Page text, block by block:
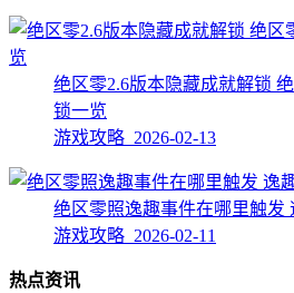
绝区零2.6版本隐藏成就解锁
锁一览
游戏攻略 2026-02-13
绝区零照逸趣事件在哪里触发
游戏攻略 2026-02-11
热点资讯